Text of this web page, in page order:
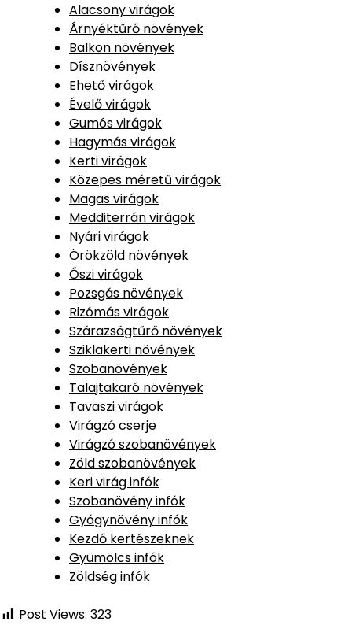
Alacsony virágok
Árnyéktűrő növények
Balkon növények
Dísznövények
Ehető virágok
Évelő virágok
Gumós virágok
Hagymás virágok
Kerti virágok
Közepes méretű virágok
Magas virágok
Medditerrán virágok
Nyári virágok
Örökzöld növények
Őszi virágok
Pozsgás növények
Rizómás virágok
Szárazságtűrő növények
Sziklakerti növények
Szobanövények
Talajtakaró növények
Tavaszi virágok
Virágzó cserje
Virágzó szobanövények
Zöld szobanövények
Keri virág infók
Szobanövény infók
Gyógynövény infók
Kezdő kertészeknek
Gyümölcs infók
Zöldség infók
Post Views: 323